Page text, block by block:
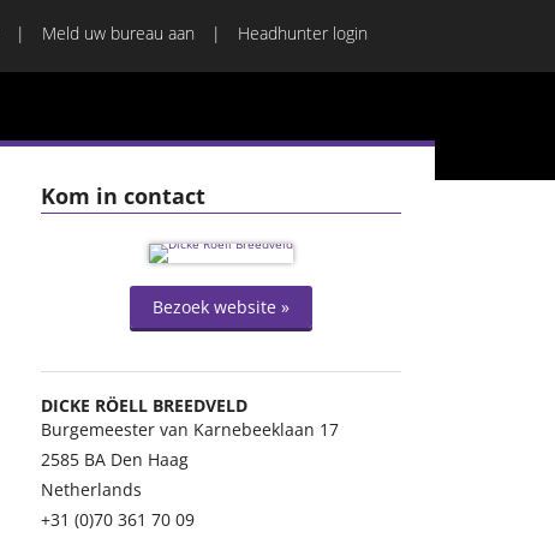
Meld uw bureau aan Headhunter login
Kom in contact
Bezoek website »
DICKE RÖELL BREEDVELD
Burgemeester van Karnebeeklaan 17
2585 BA Den Haag
Netherlands
+31 (0)70 361 70 09